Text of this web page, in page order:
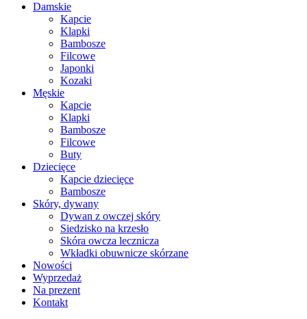
Damskie
Kapcie
Klapki
Bambosze
Filcowe
Japonki
Kozaki
Męskie
Kapcie
Klapki
Bambosze
Filcowe
Buty
Dziecięce
Kapcie dziecięce
Bambosze
Skóry, dywany
Dywan z owczej skóry
Siedzisko na krzesło
Skóra owcza lecznicza
Wkładki obuwnicze skórzane
Nowości
Wyprzedaż
Na prezent
Kontakt